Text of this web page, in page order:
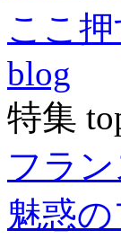
ここ
blog
特集
フラ
魅惑